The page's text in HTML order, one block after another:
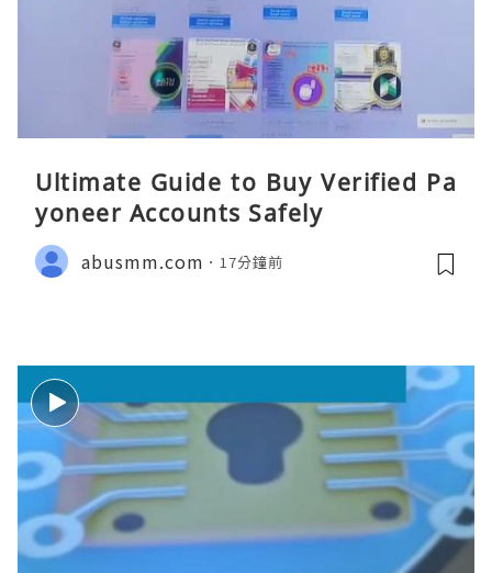
Ultimate Guide to Buy Verified Pa
yoneer Accounts Safely
abusmm.com 17分鐘前